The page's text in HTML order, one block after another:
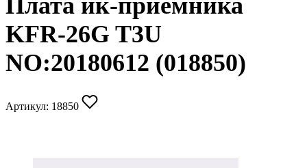
Плата ик-приёмника
KFR-26G T3U
NO:20180612 (018850)
Артикул: 18850